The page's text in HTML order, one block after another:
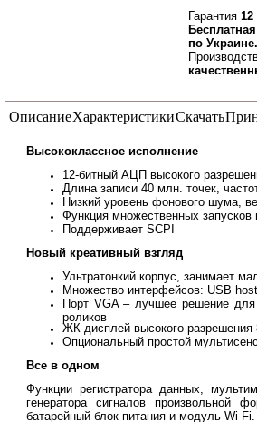
Гарантия 12
по Украине.
ОписаниеХарактеристикиСкачать
Высококлассное исполнение
12-битный АЦП высокого
Длина записи 40 млн. точек,
Низкий уровень фонового шума,
Функция множественных
Поддерживает SCPI
Новый креативный взгляд
Ультратонкий корпус, занимает
Множество интерфейсов: USB
Порт VGA – лучшее решение для
роликов
ЖК-дисплей высокого разрешения
Опциональный простой
Все в одном
Функции регистратора данных,
генератора сигналов
батарейный блок питания и модуль Wi-Fi.